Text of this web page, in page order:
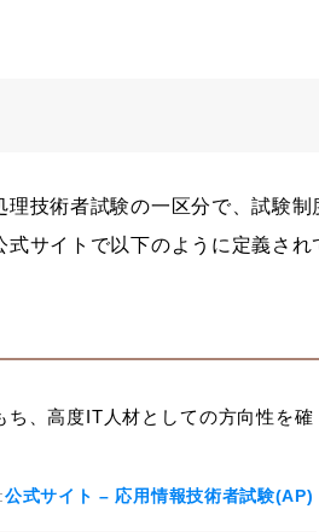
理技術者試験の一区分で、試験制
サイトで以下のように定義され
、高度IT人材としての方向性を確
公式サイト – 応用情報技術者試験(AP)